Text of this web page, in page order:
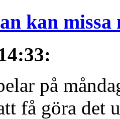
kan missa
:
på
få göra det